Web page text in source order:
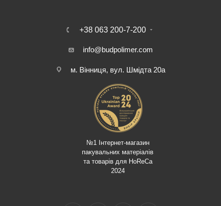
+38 063 200-7-200
info@budpolimer.com
м. Вінниця, вул. Шмідта 20а
№1 Інтернет-магазин
пакувальних матеріалів
та товарів для HoReCa
2024